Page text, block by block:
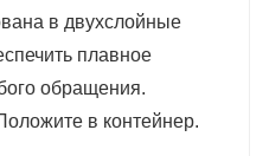
в двухслойные
плавное
обращения.
в контейнер.